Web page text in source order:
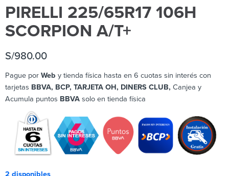
PIRELLI 225/65R17 106H
SCORPION A/T+
S/980.00
Pague por Web y tienda física hasta en 6 cuotas sin interés con
tarjetas BBVA, BCP, TARJETA OH, DINERS CLUB, Canjea y
Acumula puntos BBVA solo en tienda física
2 disponibles